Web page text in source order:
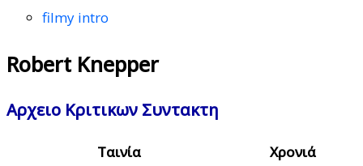
filmy intro
Robert Knepper
Αρχειο Κριτικων Συντακτη
Ταινία
Χρονιά